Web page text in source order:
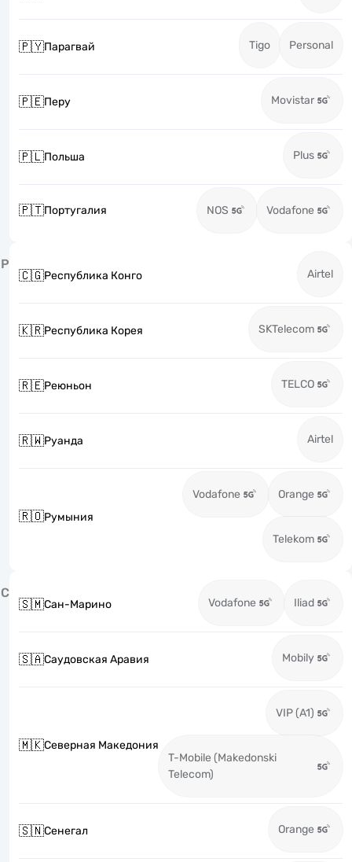
🇵🇾Парагвай Tigo Personal
🇵🇪Перу Movistar
🇵🇱Польша Plus
🇵🇹Португалия NOS Vodafone
Р
🇨🇬Республика Конго Airtel
🇰🇷Республика Корея SKTelecom
🇷🇪Реюньон TELCO
🇷🇼Руанда Airtel
🇷🇴Румыния
Vodafone Orange
Telekom
С
🇸🇲Сан-Марино Vodafone Iliad
🇸🇦Саудовская Аравия Mobily
🇲🇰Северная Македония
VIP (A1)
T-Mobile (Makedonski
Telecom)
🇸🇳Сенегал Orange